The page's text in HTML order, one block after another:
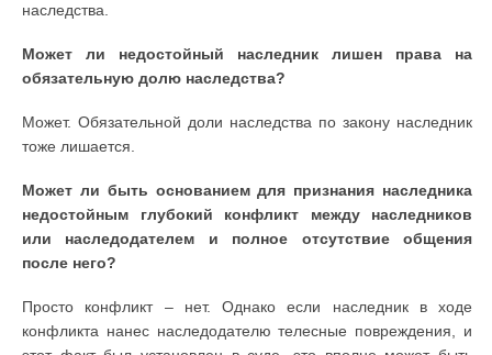
наследства.
Может ли недостойный наследник лишен права на
обязательную долю наследства?
Может. Обязательной доли наследства по закону наследник
тоже лишается.
Может ли быть основанием для признания наследника
недостойным глубокий конфликт между наследников
или наследодателем и полное отсутствие общения
после него?
Просто конфликт – нет. Однако если наследник в ходе
конфликта нанес наследодателю телесные повреждения, и